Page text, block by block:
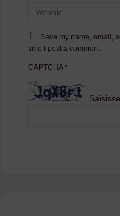
Save my name, email,
time I post a comment.
CAPTCHA*